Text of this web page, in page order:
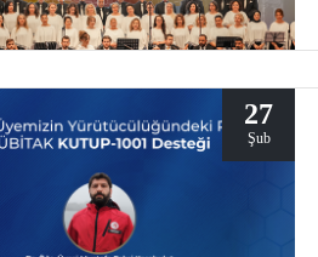
27
Şub